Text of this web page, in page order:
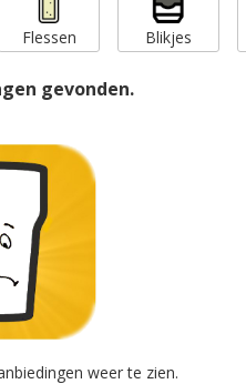
Flessen Blikjes
gevonden.
weer te zien.